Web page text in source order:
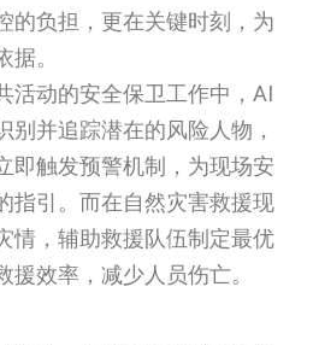
的负担，更在关键时刻，为
。
活动的安全保卫工作中，AI
别并追踪潜在的风险人物，
即触发预警机制，为现场安
指引。而在自然灾害救援现
情，辅助救援队伍制定最优
效率，减少人员伤亡。